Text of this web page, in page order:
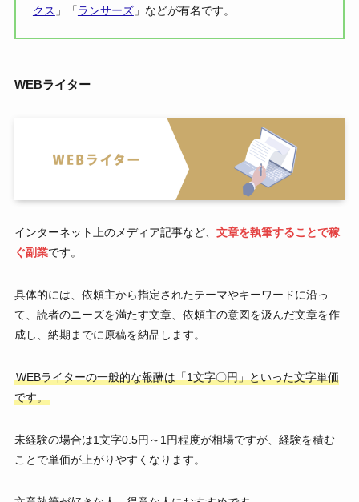
クス 」「ランサーズ」などが有名です。
WEBライター
インターネット上のメディア記事など、 文章を執筆することで稼
ぐ副業です。
具体的には、依頼主から指定されたテーマやキーワードに沿っ
て、読者のニーズを満たす文章、依頼主の意図を汲んだ文章を作
成し、納期までに原稿を納品します。
WEBライターの一般的な報酬は「1文字〇円」といった文字単価
です。
未経験の場合は1文字0.5円～1円程度が相場ですが、経験を積む
ことで単価が上がりやすくなります。